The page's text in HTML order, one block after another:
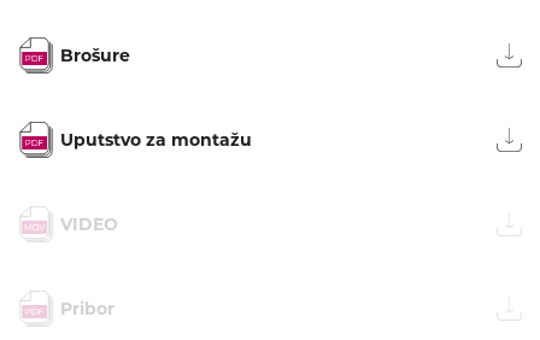
Brošure
Uputstvo za montažu
VIDEO
Pribor